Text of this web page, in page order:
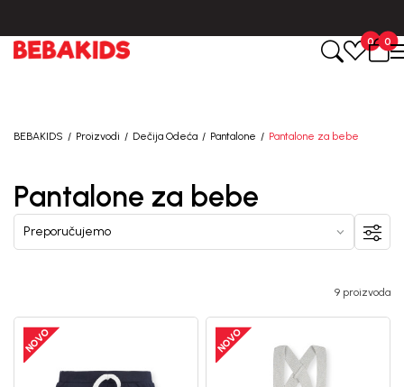
0
0
BEBAKIDS Proizvodi Dečija Odeća Pantalone Pantalone za bebe
Pantalone za bebe
9 proizvoda